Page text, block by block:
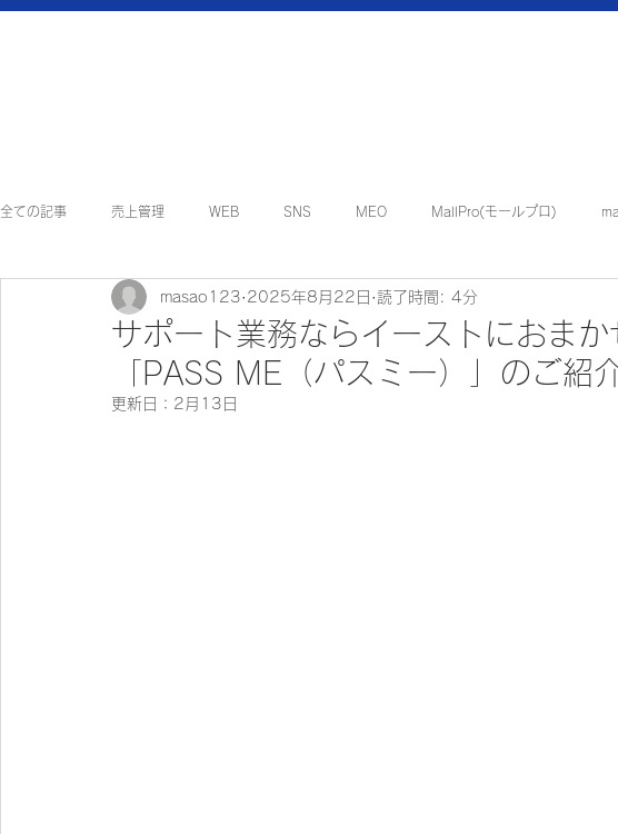
全ての記事 売上管理 WEB SNS MEO MallPro(モールプロ)
地方創生・地域貢献 インフォメーション マルチアシスタント
サポート業務ならイーストにおま
「PASS ME（パスミー）」のご紹
masao123 2025年8月22日 読了時間: 4分
更新日： 2月13日